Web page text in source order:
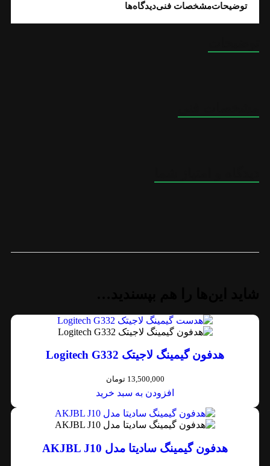
توضیحاتمشخصات فنیدیدگاه‌ها
هدفون گیمینگ لاجیتک Logitech G332
13,500,000 تومان
افزودن به سبد خرید
هدفون گیمینگ سادیتا مدل AKJBL J10